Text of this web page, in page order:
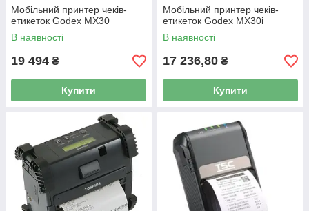
Мобільний принтер чеків-
етикеток Godex MX30
В наявності
19 494 ₴
Купити
Мобільний принтер чеків-
етикеток Godex MX30i
В наявності
17 236,80 ₴
Купити